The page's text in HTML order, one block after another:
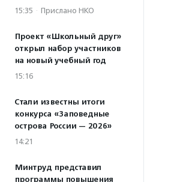
15:35 · Прислано НКО
Проект «Школьный друг»
открыл набор участников
на новый учебный год
15:16
Стали известны итоги
конкурса «Заповедные
острова России — 2026»
14:21
Минтруд представил
программы повышения